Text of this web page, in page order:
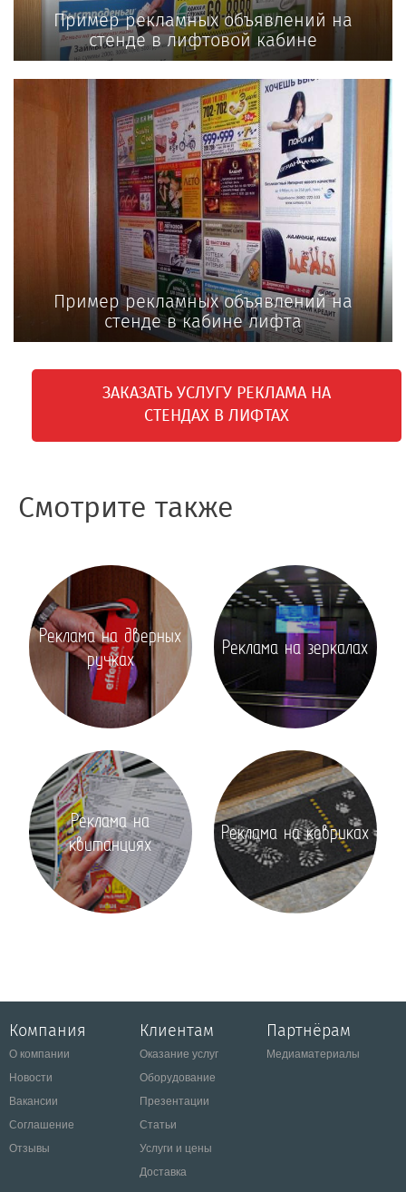
Пример рекламных объявлений на
стенде в лифтовой кабине
Пример рекламных объявлений на
стенде в кабине лифта
ЗАКАЗАТЬ УСЛУГУ РЕКЛАМА НА
СТЕНДАХ В ЛИФТАХ
Смотрите также
Реклама на дверных
ручках
Реклама на зеркалах
Реклама на
квитанциях
Реклама на ковриках
Компания
О компании
Новости
Вакансии
Соглашение
Отзывы
Клиентам
Оказание услуг
Оборудование
Презентации
Статьи
Услуги и цены
Доставка
Партнёрам
Медиаматериалы